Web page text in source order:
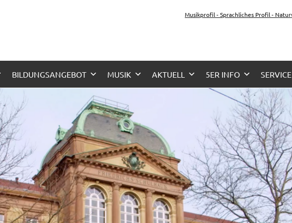
Gymnasium Karlsruhe
Musikprofil - Sprachliches Profil -
BILDUNGSANGEBOT MUSIK AKTUELL 5ER INFO SERVICE